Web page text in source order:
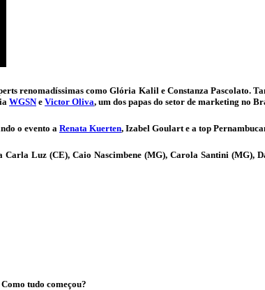
renomadíssimas como Glória Kalil e Constanza Pascolato.
WGSNe Victor Oliva, um dos papas do setor de marketing no
o evento a Renata Kuerten, Izabel Goulart e a top
Luz (CE), Caio Nascimbene (MG), Carola Santini
tudo começou?